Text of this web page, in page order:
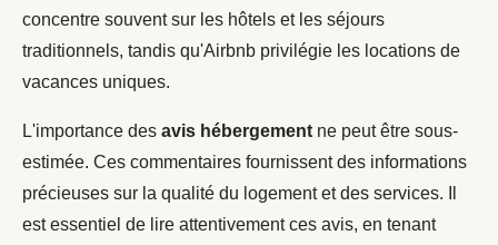
concentre souvent sur les hôtels et les séjours
traditionnels, tandis qu'Airbnb privilégie les locations de
vacances uniques.
L'importance des avis hébergement ne peut être sous-
estimée. Ces commentaires fournissent des informations
précieuses sur la qualité du logement et des services. Il
est essentiel de lire attentivement ces avis, en tenant